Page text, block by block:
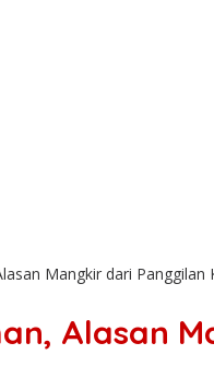
Mangkir dari Panggilan
Alasan